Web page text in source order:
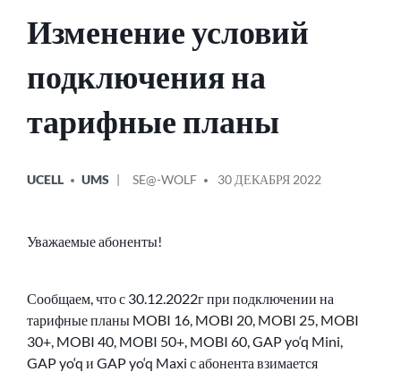
Изменение условий
подключения на
тарифные планы
В
UCELL UMS
ОТ
SE@-WOLF 30 ДЕКАБРЯ 2022
Уважаемые абоненты!
Сообщаем, что с 30.12.2022г при подключении на
тарифные планы MOBI 16, MOBI 20, MOBI 25, MOBI
30+, MOBI 40, MOBI 50+, MOBI 60, GAP yo‘q Mini,
GAP yo‘q и GAP yo‘q Maxi с абонента взимается